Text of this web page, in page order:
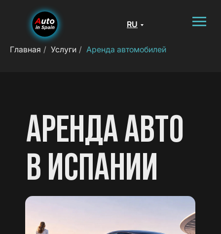
RU
Главная / Услуги / Аренда автомобилей
АРЕНДА АВТО
В ИСПАНИИ